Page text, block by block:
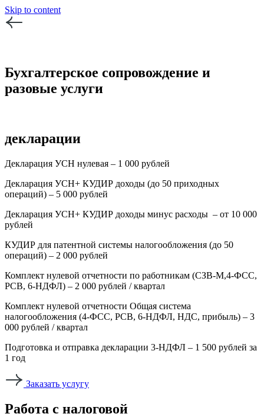
Skip to content
Бухгалтерское сопровождение и
разовые услуги
декларации
Декларация УСН нулевая – 1 000 рублей
Декларация УСН+ КУДИР доходы (до 50 приходных
операций) – 5 000 рублей
Декларация УСН+ КУДИР доходы минус расходы – от 10 000
рублей
КУДИР для патентной системы налогообложения (до 50
операций) – 2 000 рублей
Комплект нулевой отчетности по работникам (СЗВ-М,4-ФСС,
РСВ, 6-НДФЛ) – 2 000 рублей / квартал
Комплект нулевой отчетности Общая система
налогообложения (4-ФСС, РСВ, 6-НДФЛ, НДС, прибыль) – 3
000 рублей / квартал
Подготовка и отправка декларации 3-НДФЛ – 1 500 рублей за
1 год
Заказать услугу
Работа с налоговой